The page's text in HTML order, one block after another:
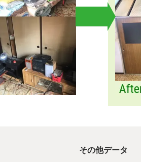
その他データ